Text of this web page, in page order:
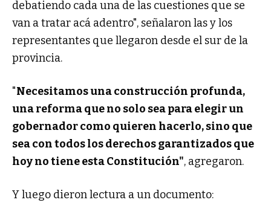
debatiendo cada una de las cuestiones que se
van a tratar acá adentro", señalaron las y los
representantes que llegaron desde el sur de la
provincia.
"Necesitamos una construcción profunda,
una reforma que no solo sea para elegir un
gobernador como quieren hacerlo, sino que
sea con todos los derechos garantizados que
hoy no tiene esta Constitución", agregaron.
Y luego dieron lectura a un documento: